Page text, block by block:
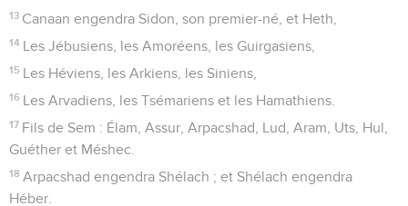
13 Canaan engendra Sidon, son premier-né, et Heth,
14 Les Jébusiens, les Amoréens, les Guirgasiens,
15 Les Héviens, les Arkiens, les Siniens,
16 Les Arvadiens, les Tsémariens et les Hamathiens.
17 Fils de Sem : Élam, Assur, Arpacshad, Lud, Aram, Uts, Hul,
Guéther et Méshec.
18 Arpacshad engendra Shélach ; et Shélach engendra
Héber.